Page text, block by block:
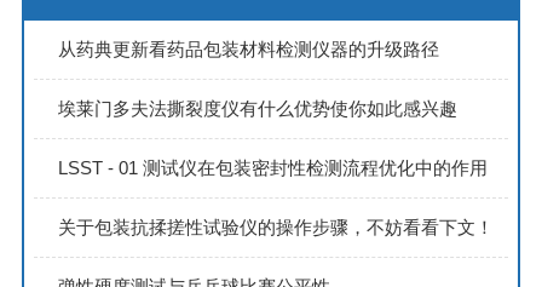
从药典更新看药品包装材料检测仪器的升级路径
埃莱门多夫法撕裂度仪有什么优势使你如此感兴趣
LSST - 01 测试仪在包装密封性检测流程优化中的作用
关于包装抗揉搓性试验仪的操作步骤，不妨看看下文！